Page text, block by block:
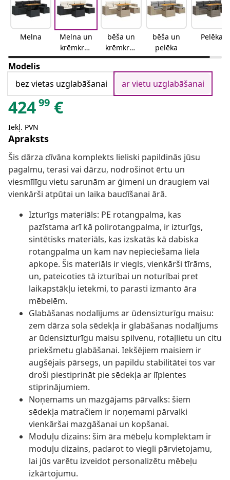
Melna
Melna un
krēmkrās
as
bēša un
krēmkrās
a
bēša un
pelēka
Pelēka
Modelis
bez vietas uzglabāšanai
ar vietu uzglabāšanai
42499 €
Iekļ. PVN
Apraksts
Šis dārza dīvāna komplekts lieliski papildinās jūsu
pagalmu, terasi vai dārzu, nodrošinot ērtu un
viesmīlīgu vietu sarunām ar ģimeni un draugiem vai
vienkārši atpūtai un laika baudīšanai ārā.
Izturīgs materiāls: PE rotangpalma, kas
pazīstama arī kā polirotangpalma, ir izturīgs,
sintētisks materiāls, kas izskatās kā dabiska
rotangpalma un kam nav nepieciešama liela
apkope. Šis materiāls ir viegls, vienkārši tīrāms,
un, pateicoties tā izturībai un noturībai pret
laikapstākļu ietekmi, to parasti izmanto āra
mēbelēm.
Glabāšanas nodalījums ar ūdensizturīgu maisu:
zem dārza sola sēdekļa ir glabāšanas nodalījums
ar ūdensizturīgu maisu spilvenu, rotaļlietu un citu
priekšmetu glabāšanai. Iekšējiem maisiem ir
augšējais pārsegs, un papildu stabilitātei tos var
droši piestiprināt pie sēdekļa ar līplentes
stiprinājumiem.
Noņemams un mazgājams pārvalks: šiem
sēdekļa matračiem ir noņemami pārvalki
vienkāršai mazgāšanai un kopšanai.
Moduļu dizains: šim āra mēbeļu komplektam ir
moduļu dizains, padarot to viegli pārvietojamu,
lai jūs varētu izveidot personalizētu mēbeļu
izkārtojumu.